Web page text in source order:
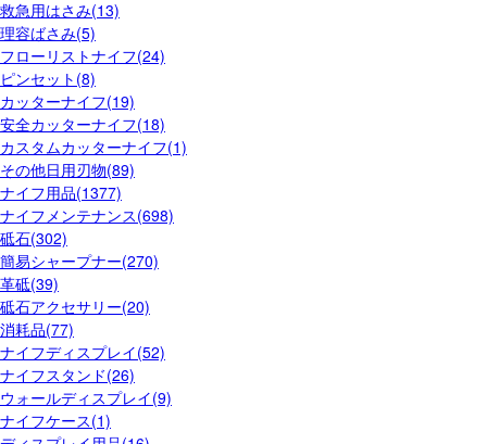
救急用はさみ(13)
理容ばさみ(5)
フローリストナイフ(24)
ピンセット(8)
カッターナイフ(19)
安全カッターナイフ(18)
カスタムカッターナイフ(1)
その他日用刃物(89)
ナイフ用品(1377)
ナイフメンテナンス(698)
砥石(302)
簡易シャープナー(270)
革砥(39)
砥石アクセサリー(20)
消耗品(77)
ナイフディスプレイ(52)
ナイフスタンド(26)
ウォールディスプレイ(9)
ナイフケース(1)